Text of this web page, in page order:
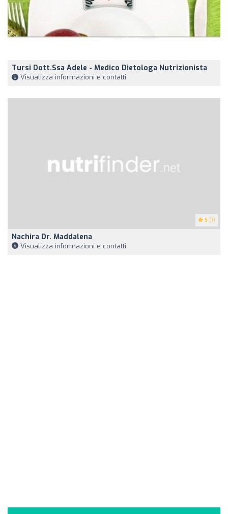
Tursi Dott.ssa Adele - Medico Dietologa Nutrizionista
Visualizza informazioni e contatti
5 (1)
Nachira Dr. Maddalena
Visualizza informazioni e contatti